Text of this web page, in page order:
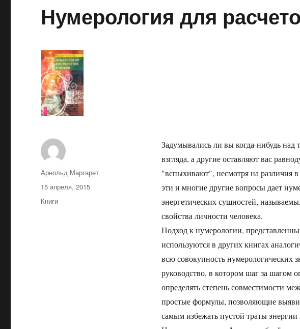
Нумерология для
Задумывались ли вы когда-нибудь
взгляда, а другие оставляют вас
"вспыхивают", несмотря на различия
эти и многие другие вопросы дает
энергетических сущностей,
свойства личности человека.
Подход к нумерологии,
используются в других книгах
всю совокупность нумерологических
руководство, в котором шаг за
определять степень совместимости
простые формулы, позволяющие
самым избежать пустой траты
Автор
Арнольд Маргарет
Опубликовано
15 апреля, 2015
Рубрики
Книги